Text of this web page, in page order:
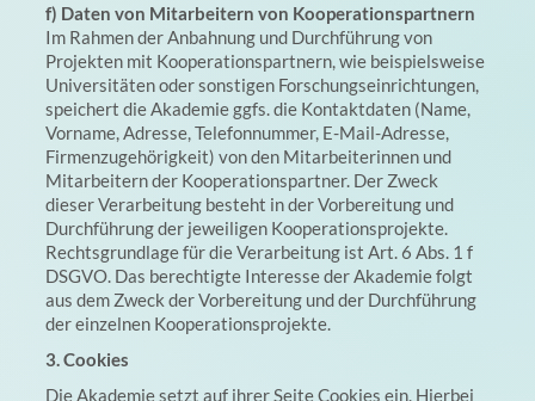
f) Daten von Mitarbeitern von Kooperationspartnern
Im Rahmen der Anbahnung und Durchführung von
Projekten mit Kooperationspartnern, wie beispielsweise
Universitäten oder sonstigen Forschungseinrichtungen,
speichert die Akademie ggfs. die Kontaktdaten (Name,
Vorname, Adresse, Telefonnummer, E-Mail-Adresse,
Firmenzugehörigkeit) von den Mitarbeiterinnen und
Mitarbeitern der Kooperationspartner. Der Zweck
dieser Verarbeitung besteht in der Vorbereitung und
Durchführung der jeweiligen Kooperationsprojekte.
Rechtsgrundlage für die Verarbeitung ist Art. 6 Abs. 1 f
DSGVO. Das berechtigte Interesse der Akademie folgt
aus dem Zweck der Vorbereitung und der Durchführung
der einzelnen Kooperationsprojekte.
3. Cookies
Die Akademie setzt auf ihrer Seite Cookies ein. Hierbei